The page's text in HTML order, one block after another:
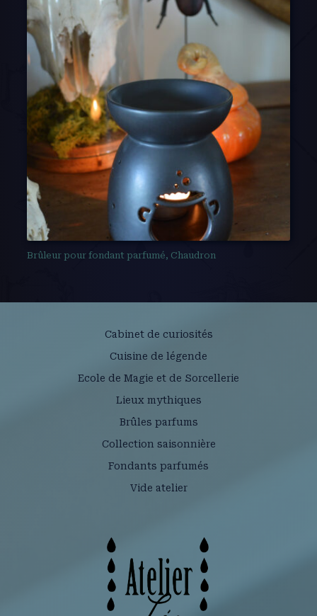
Brûleur pour fondant parfumé, Chaudron
Cabinet de curiosités
Cuisine de légende
Ecole de Magie et de Sorcellerie
Lieux mythiques
Brûles parfums
Collection saisonnière
Fondants parfumés
Vide atelier